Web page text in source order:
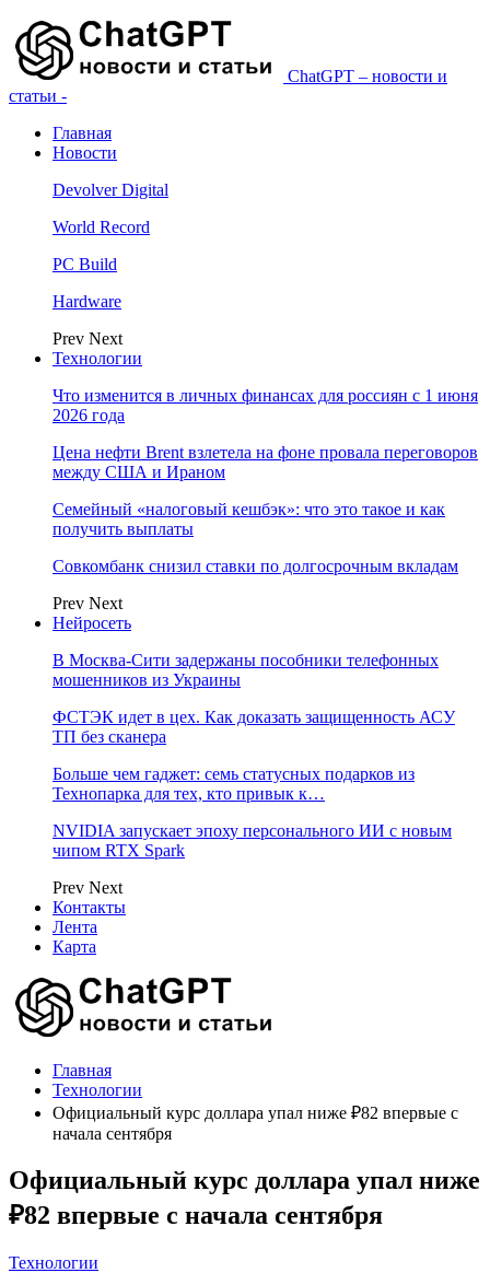
ChatGPT – новости и
статьи -
Главная
Новости
Devolver Digital
World Record
PC Build
Hardware
Prev Next
Технологии
Что изменится в личных финансах для россиян с 1 июня
2026 года
Цена нефти Brent взлетела на фоне провала переговоров
между США и Ираном
Семейный «налоговый кешбэк»: что это такое и как
получить выплаты
Совкомбанк снизил ставки по долгосрочным вкладам
Prev Next
Нейросеть
В Москва-Сити задержаны пособники телефонных
мошенников из Украины
ФСТЭК идет в цех. Как доказать защищенность АСУ
ТП без сканера
Больше чем гаджет: семь статусных подарков из
Технопарка для тех, кто привык к…
NVIDIA запускает эпоху персонального ИИ с новым
чипом RTX Spark
Prev Next
Контакты
Лента
Карта
Главная
Технологии
Официальный курс доллара упал ниже ₽82 впервые с
начала сентября
Официальный курс доллара упал ниже
₽82 впервые с начала сентября
Технологии